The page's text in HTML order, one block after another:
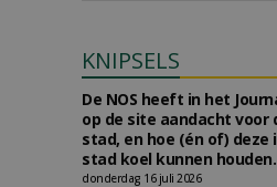
KNIPSELS
De NOS heeft in het
op de site aandacht voor
stad, en hoe (én of)
stad koel kunnen houden.
donderdag 16 juli 2026